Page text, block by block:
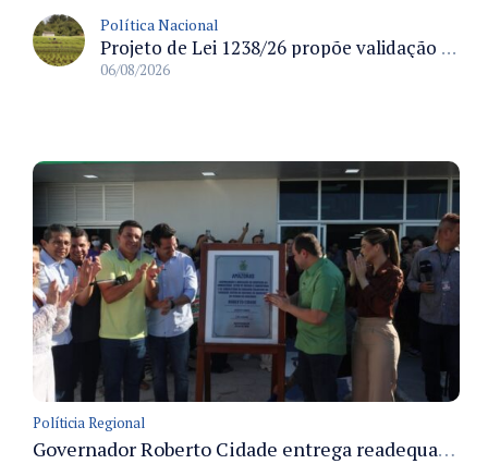
Política Nacional
Projeto de Lei 1238/26 propõe validação automática do Cadastro Ambiental Rural para imóveis de até quatro módulos fiscais
06/08/2026
Políticia Regional
Governador Roberto Cidade entrega readequação do ambulatório da FCecon e amplia capacidade de atendimento oncológico em Manaus